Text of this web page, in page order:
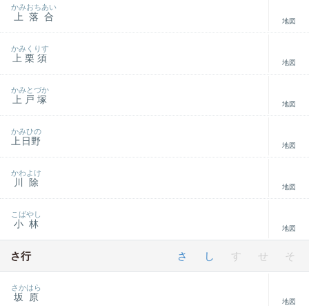
上落合
かみおちあい
地図
上栗須
かみくりす
地図
上戸塚
かみとづか
地図
上日野
かみひの
地図
川除
かわよけ
地図
小林
こばやし
地図
さ行 さ し す せ そ
坂原
さかはら
地図